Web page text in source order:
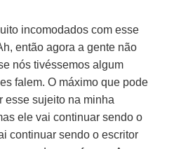
incomodados com esse
então agora a gente não
nós tivéssemos algum
falem. O máximo que pode
esse sujeito na minha
ele vai continuar sendo o
continuar sendo o escritor